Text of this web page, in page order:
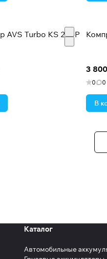
AVS Turbo KS 200P
3
0 0
В
Каталог
Автомобильные